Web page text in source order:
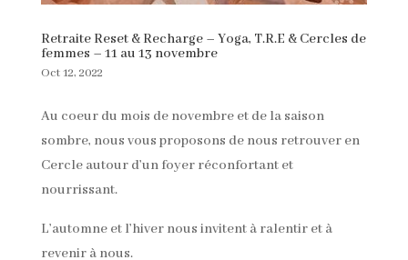
Retraite Reset & Recharge – Yoga, T.R.E & Cercles de
femmes – 11 au 13 novembre
Oct 12, 2022
Au coeur du mois de novembre et de la saison
sombre, nous vous proposons de nous retrouver en
Cercle autour d’un foyer réconfortant et
nourrissant.
L’automne et l’hiver nous invitent à ralentir et à
revenir à nous.